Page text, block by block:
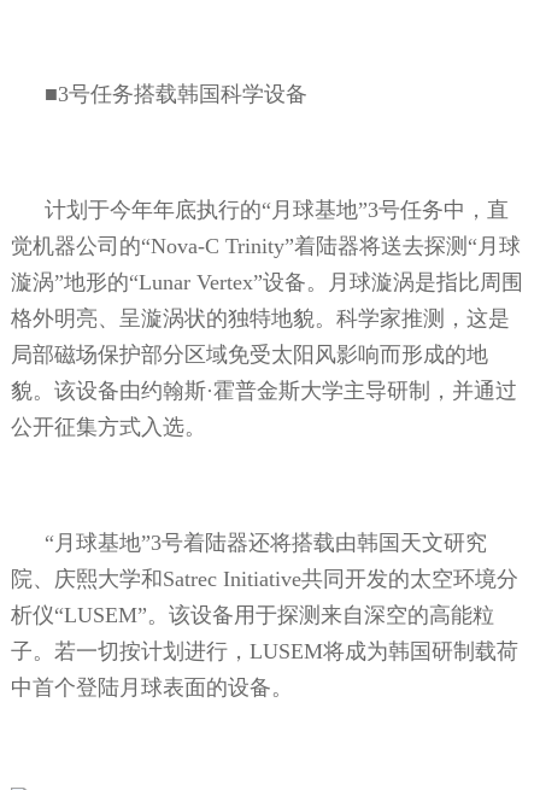
■3号任务搭载韩国科学设备
计划于今年年底执行的“月球基地”3号任务中，直
觉机器公司的“Nova-C Trinity”着陆器将送去探测“月球
漩涡”地形的“Lunar Vertex”设备。月球漩涡是指比周围
格外明亮、呈漩涡状的独特地貌。科学家推测，这是
局部磁场保护部分区域免受太阳风影响而形成的地
貌。该设备由约翰斯·霍普金斯大学主导研制，并通过
公开征集方式入选。
“月球基地”3号着陆器还将搭载由韩国天文研究
院、庆熙大学和Satrec Initiative共同开发的太空环境分
析仪“LUSEM”。该设备用于探测来自深空的高能粒
子。若一切按计划进行， LUSEM将成为韩国研制载荷
中首个登陆月球表面的设备。